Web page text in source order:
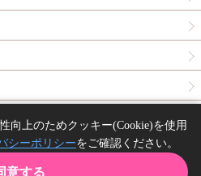
ミ23周年記念
トレーディン
ェキ風カード
込）
アクリルスタンド「と
とふみ先生」01/「伝
Copyright(C) comicomi studio. All right reserved.
向上のためクッキー(Cookie)を使用
シーポリシーをご確認ください。
意する